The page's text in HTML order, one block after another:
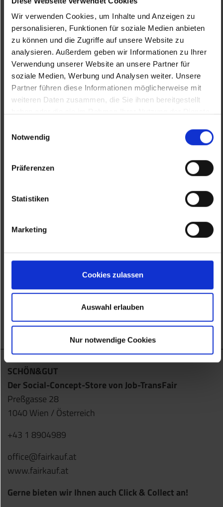
Wir verwenden Cookies, um Inhalte und Anzeigen zu
personalisieren, Funktionen für soziale Medien anbieten
zu können und die Zugriffe auf unsere Website zu
analysieren. Außerdem geben wir Informationen zu Ihrer
Verwendung unserer Website an unsere Partner für
soziale Medien, Werbung und Analysen weiter. Unsere
Partner führen diese Informationen möglicherweise mit
weiteren Daten zusammen, die Sie ihnen bereitgestellt
Notwendig
Präferenzen
Statistiken
Marketing
Cookies zulassen
Auswahl erlauben
Nur notwendige Cookies
gemeinnützige GmbH
Bio Pesto
BASILIKUM 125ml
5.90 €
Marmelade
125ml
MARILLE 125ml
ZUM SHOP
SCHÖN&GUT
Der Social-Concept-Store von Job-TransFair
Preßgasse 28
1040 Wien / Österreich
+43 1 8904989
office@fairkauf.at
www.fairkauf.at
Gerne bieten wir Ihnen auch Click & Collect an!